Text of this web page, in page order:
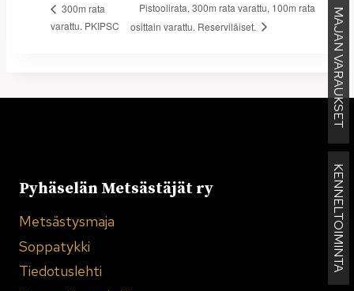
MAJAN VARAUKSET
KENNELTOIMINTA
300m rata
varattu. PKIPSC
Pistoolirata, 300m rata varattu, 100m rata
osittain varattu. Reserviläiset.
Pyhäselän Metsästäjät ry
Metsästysmaja
Soppatykki
Tiedotuslehti